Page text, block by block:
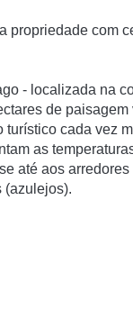
propriedade com
- localizada na
de
turístico cada vez
as
até aos
(azulejos).